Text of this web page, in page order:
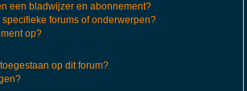
een bladwijzer en abonnement?
forums of onderwerpen?
op?
op dit forum?